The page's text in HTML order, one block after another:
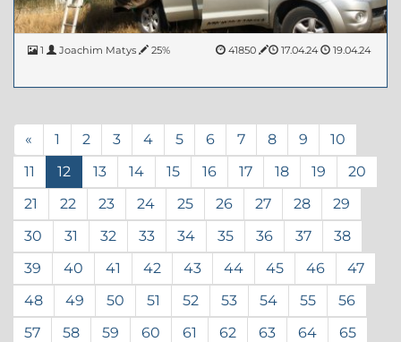
1 19.04.24
Joachim Matys 17.04.24
25% 41850
« 1 2 3 4 5 6 7 8 9
10
11
12 13 14 15 16 17 18 19
20
21
22 23 24 25 26 27 28
29
30
31 32 33 34 35 36 37
38
39
40 41 42 43 44 45 46
47
48
49 50 51 52 53 54 55
56
57
58 59 60 61 62 63 64
65